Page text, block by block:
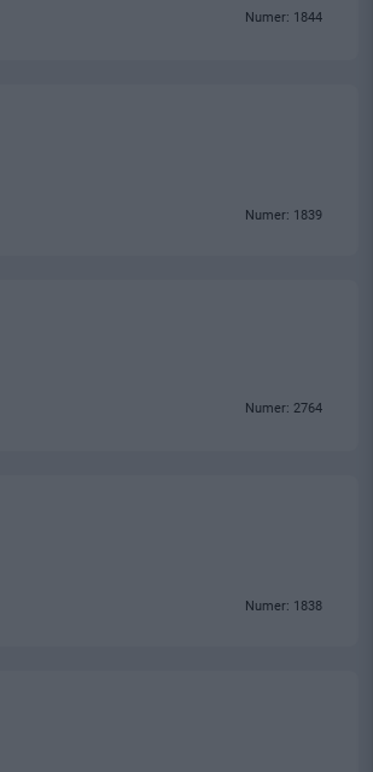
Numer: 1844
Numer: 1839
Numer: 2764
Numer: 1838